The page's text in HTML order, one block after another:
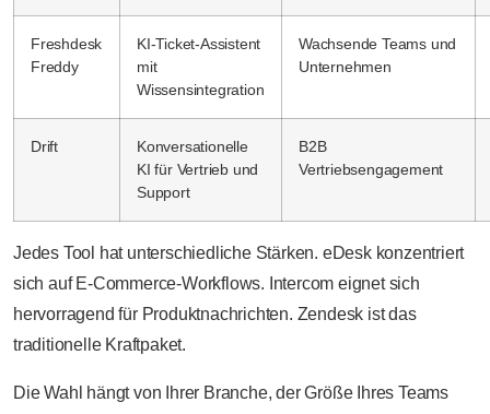
Freshdesk
Freddy
KI-Ticket-Assistent
mit
Wissensintegration
Wachsende Teams und
Unternehmen
Drift
Konversationelle
KI für Vertrieb und
Support
B2B
Vertriebsengagement
Jedes Tool hat unterschiedliche Stärken. eDesk konzentriert
sich auf E-Commerce-Workflows. Intercom eignet sich
hervorragend für Produktnachrichten. Zendesk ist das
traditionelle Kraftpaket.
Die Wahl hängt von Ihrer Branche, der Größe Ihres Teams